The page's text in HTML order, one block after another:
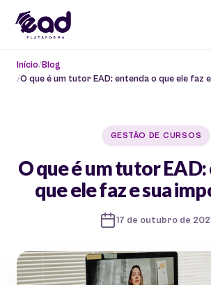
Início Blog
O que é um tutor EAD: entenda o que ele faz
GESTÃO DE CURSOS
O que é um tutor
que ele faz e sua
17 de outubro de